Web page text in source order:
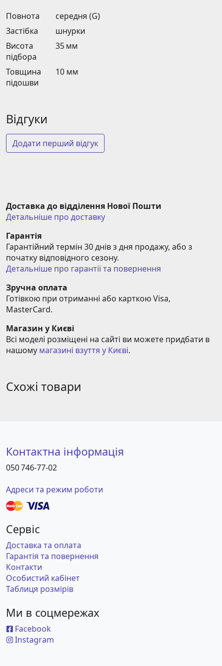
Повнота
середня (G)
Застібка
шнурки
Висота
підбора
35 мм
Товщина
підошви
10 мм
Відгуки
Додати перший відгук
Доставка до відділення Нової Пошти
Детальніше про доставку
Гарантія
Гарантійний термін 30 днів з дня продажу, або з
початку відповідного сезону.
Детальніше про гарантії та повернення
Зручна оплата
Готівкою при отриманні або карткою Visa,
MasterCard.
Магазин у Києві
Всі моделі розміщені на сайті ви можете придбати в
нашому магазині взуття у Києві.
Схожі товари
Контактна інформація
050 746-77-02
Адреси та режим роботи
Сервіс
Доставка та оплата
Гарантія та повернення
Контакти
Особистий кабінет
Таблиця розмірів
Ми в соцмережах
Facebook
Instagram